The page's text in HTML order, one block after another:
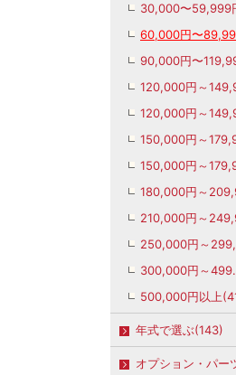
30,000〜59,999
60,000円〜
90,000円〜
120,000円～
120,000円～
150,000円～
150,000円～
180,000円～
210,000円～
250,000円～
300,000円～
500,000円以上
年式で選ぶ(143)
オプション・パー